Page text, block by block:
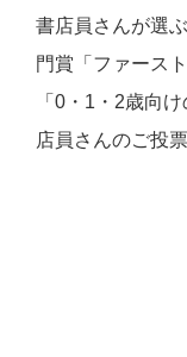
書店員さんが選
門賞「ファース
「0 ・1・2歳向
店員さんのご投